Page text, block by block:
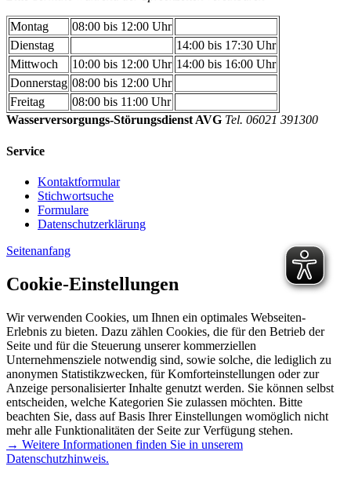
Montag
08:00 bis 12:00 Uhr
Dienstag
14:00 bis 17:30 Uhr
Mittwoch
10:00 bis 12:00 Uhr 14:00 bis 16:00 Uhr
Donnerstag 08:00 bis 12:00 Uhr
Freitag
08:00 bis 11:00 Uhr
Wasserversorgungs-Störungsdienst AVG Tel. 06021 391300
Service
Kontaktformular
Stichwortsuche
Formulare
Datenschutzerklärung
Seitenanfang
Cookie-Einstellungen
Wir verwenden Cookies, um Ihnen ein optimales Webseiten-
Erlebnis zu bieten. Dazu zählen Cookies, die für den Betrieb der
Seite und für die Steuerung unserer kommerziellen
Unternehmensziele notwendig sind, sowie solche, die lediglich zu
anonymen Statistikzwecken, für Komforteinstellungen oder zur
Anzeige personalisierter Inhalte genutzt werden. Sie können selbst
entscheiden, welche Kategorien Sie zulassen möchten. Bitte
beachten Sie, dass auf Basis Ihrer Einstellungen womöglich nicht
mehr alle Funktionalitäten der Seite zur Verfügung stehen.
→ Weitere Informationen finden Sie in unserem
Datenschutzhinweis.